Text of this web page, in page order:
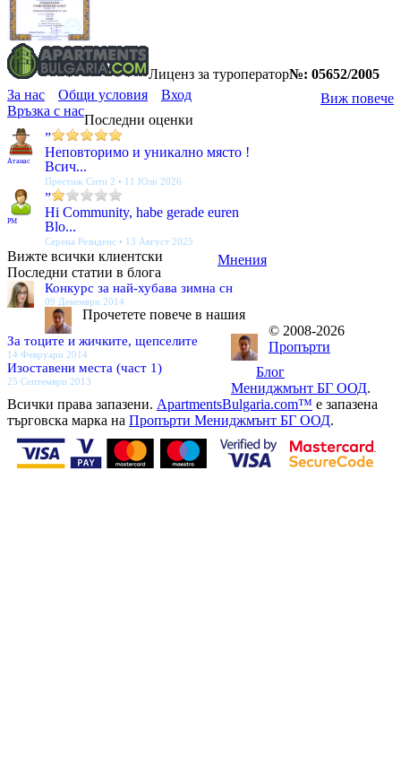
Лиценз за туроператор№: 05652/2005
Виж повече
За нас Общи условия
Вход
Връзка с нас
Последни оценки
Атанас
”
Неповторимо и уникално място !
Всич...
Престиж Сити 2 • 11 Юли 2026
PM
”
Hi Community, habe gerade euren
Blo...
Серена Резиденс • 13 Август 2025
Мнения
Вижте всички клиентски
Последни статии в блога
Конкурс за най-хубава зимна сн
09 Декември 2014
За тоците и жичките, щепселите
14 Февруари 2014
Изоставени места (част 1)
25 Септември 2013
Блог
Прочетете повече в нашия
© 2008-2026
Пропърти
Мениджмънт БГ ООД.
Всички права запазени. ApartmentsBulgaria.com™ е запазена
търговска марка на Пропърти Мениджмънт БГ ООД.